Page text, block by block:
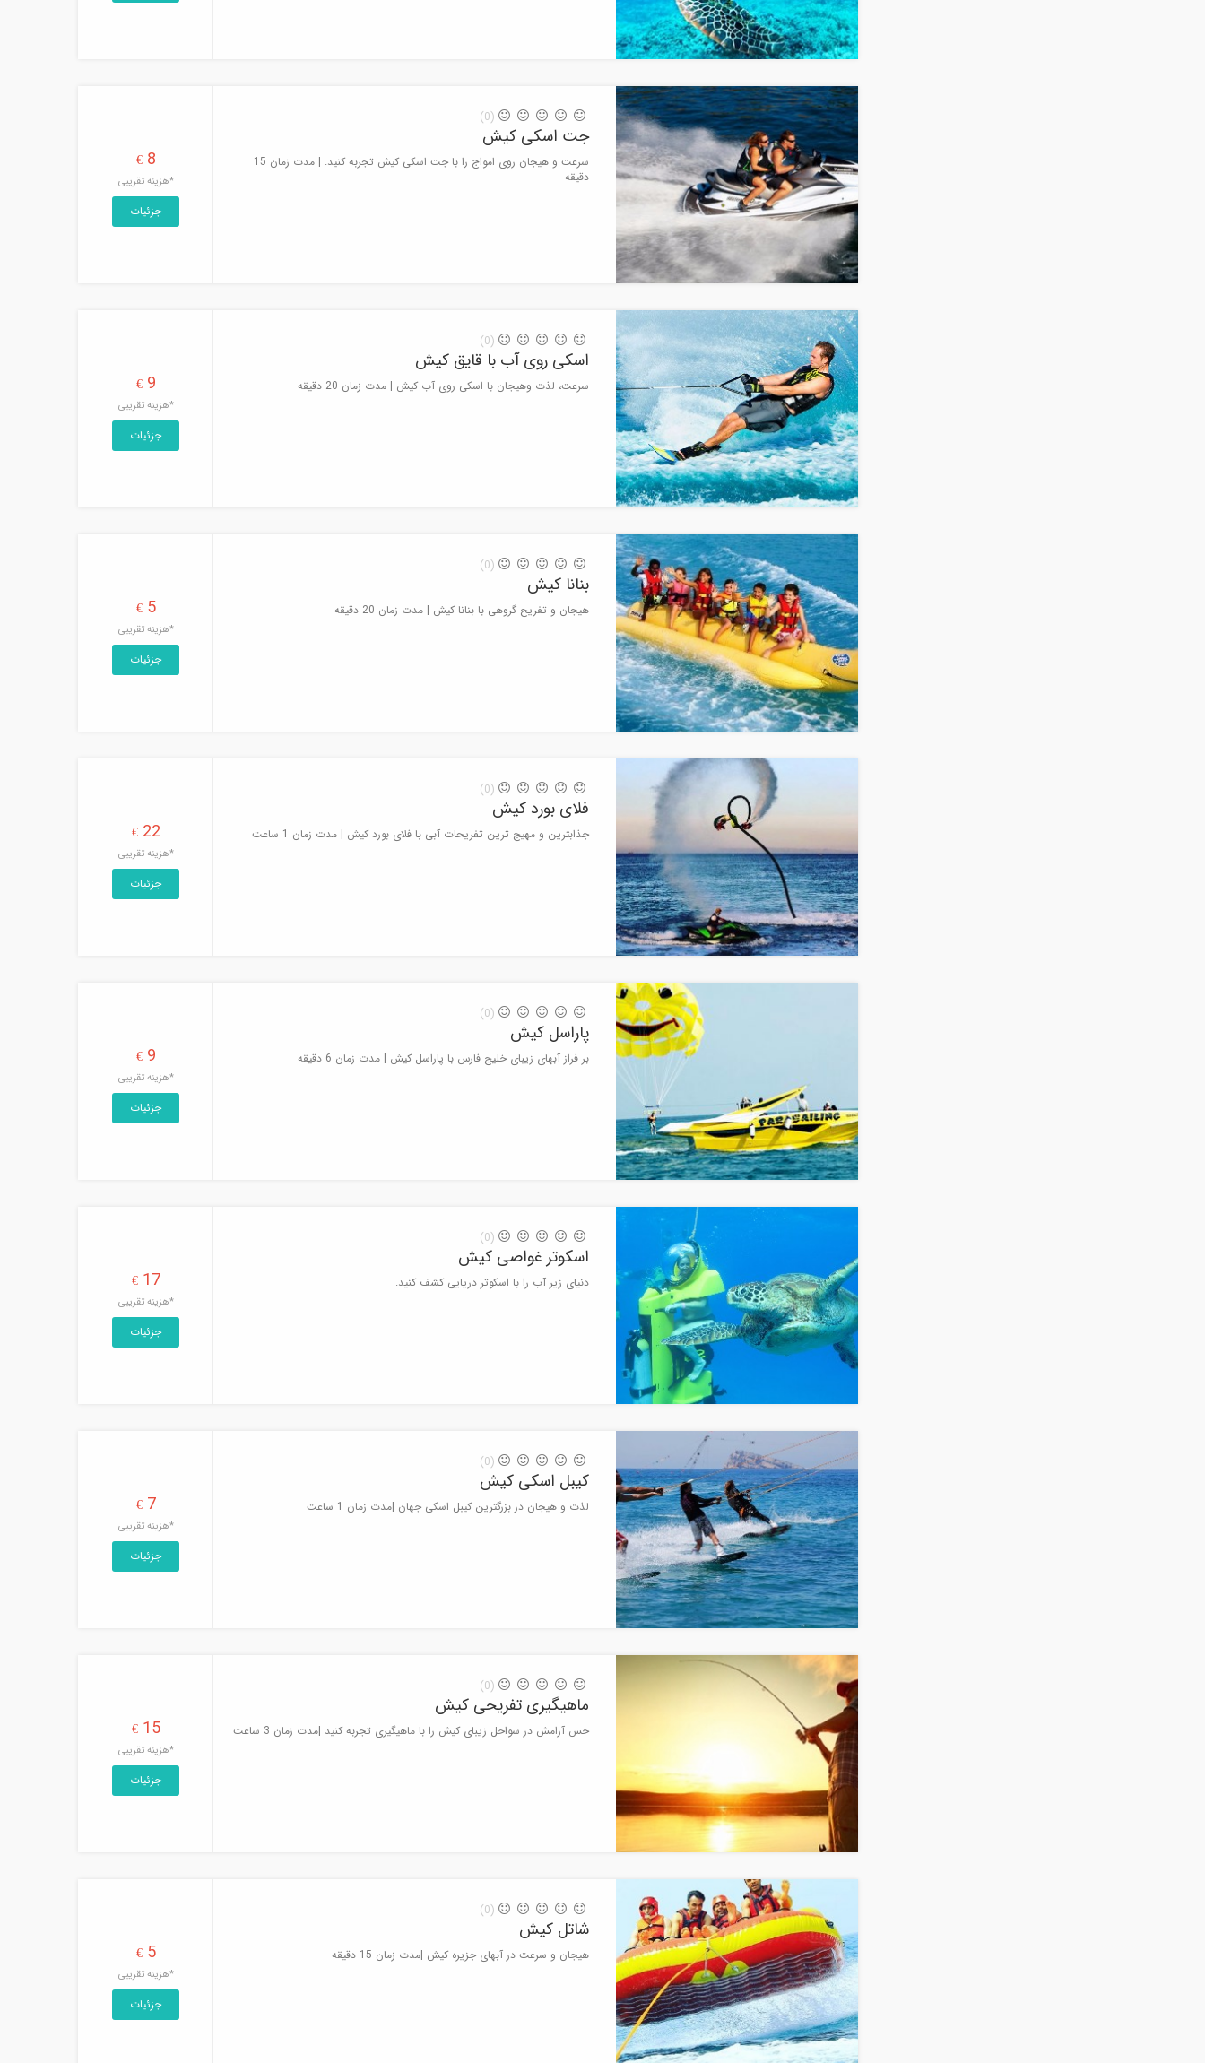
(0)
جت اسکی کیش
سرعت و هیجان روی امواج را با جت اسکی کیش تجربه کنید. | مدت زمان 15
دقیقه
8
€
*هزینه تقریبی
جزئیات
(0)
اسکی روی آب با قایق کیش
سرعت، لذت وهیجان با اسکی روی آب کیش | مدت زمان 20 دقیقه 9
€
*هزینه تقریبی
جزئیات
(0)
بنانا کیش
هیجان و تفریح گروهی با بنانا کیش | مدت زمان 20 دقیقه 5
€
*هزینه تقریبی
جزئیات
(0)
فلای بورد کیش
جذابترین و مهیج ترین تفریحات آبی با فلای بورد کیش | مدت زمان 1 ساعت 22
€
*هزینه تقریبی
جزئیات
(0)
پاراسل کیش
بر فراز آبهای زیبای خلیج فارس با پاراسل کیش | مدت زمان 6 دقیقه 9
€
*هزینه تقریبی
جزئیات
(0)
اسکوتر غواصی کیش
دنیای زیر آب را با اسکوتر دریایی کشف کنید. 17
€
*هزینه تقریبی
جزئیات
(0)
کیبل اسکی کیش
لذت و هیجان در بزرگترین کیبل اسکی جهان |مدت زمان 1 ساعت 7
€
*هزینه تقریبی
جزئیات
(0)
ماهیگیری تفریحی کیش
حس آرامش در سواحل زیبای کیش را با ماهیگیری تجربه کنید |مدت زمان 3 ساعت 15
€
*هزینه تقریبی
جزئیات
(0)
شاتل کیش
هیجان و سرعت در آبهای جزیره کیش |مدت زمان 15 دقیقه 5
€
*هزینه تقریبی
جزئیات